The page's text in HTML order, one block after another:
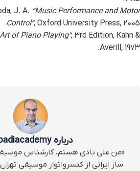
J. A. “Music Performance and Motor
Control”, Oxford University Press, 2005.
of Piano Playing”, 3rd Edition, Kahn &
Averill, 1973.
درباره Alibadiacademy
«من علی بادی هستم، کارشناس
ساز ایرانی از کنسرواتوار موسیقی